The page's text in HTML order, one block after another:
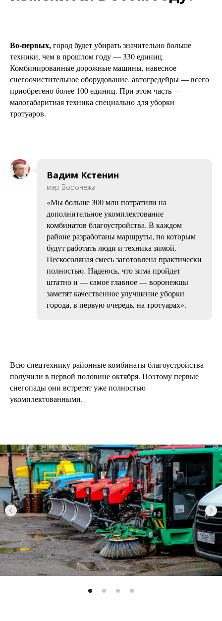
Во-первых,город будет убирать значительно больше
техники, чем в прошлом году — 330 единиц.
Комбинированные дорожные машины, навесное
снегоочистительное оборудование, автогредейры — всего
приобретено более 100 единиц. При этом часть —
малогабаритная техника специально для уборки
тротуаров.
Вадим Кстенин
мэр Воронежа
«Мы больше 300 млн потратили на
дополнительное укомплектование
комбинатов благоустройства. В каждом
районе разработаны маршруты, по которым
будут работать люди и техника зимой.
Пескосоляная смесь заготовлена практически
полностью. Надеюсь, что зима пройдет
штатно и — самое главное — воронежцы
заметят качественное улучшение уборки
города, в первую очередь, на тротуарах».
Всю спецтехнику районные комбинаты благоустройства
получили в первой половине октября. Поэтому первые
снегопады они встретят уже полностью
укомплектованными.